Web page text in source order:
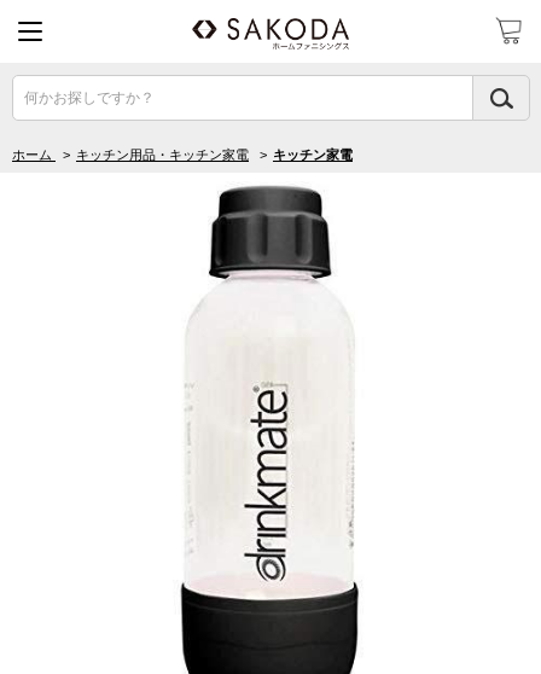
何かお探しですか？
ホーム > キッチン用品・キッチン家電 > キッチン家電